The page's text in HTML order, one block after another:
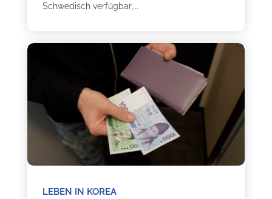
Schwedisch verfügbar,...
LEBEN IN KOREA